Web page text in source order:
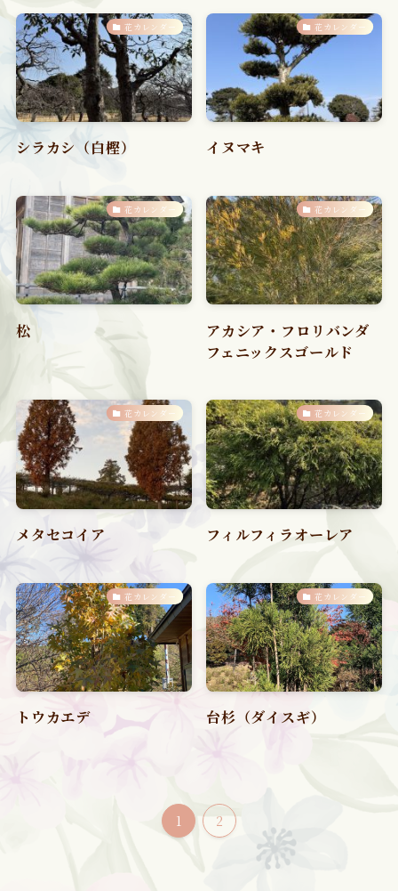
花カレンダー
シラカシ（白樫）
花カレンダー
イヌマキ
花カレンダー
松
花カレンダー
アカシア・フロリバンダ
フェニックスゴールド
花カレンダー
メタセコイア
花カレンダー
フィルフィラオーレア
花カレンダー
トウカエデ
花カレンダー
台杉（ダイスギ）
1 2